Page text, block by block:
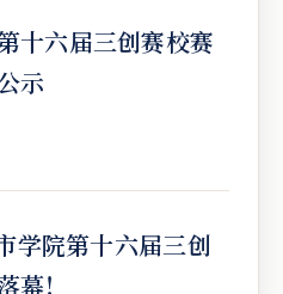
十六届三创赛校赛
示
学院第十六届三创
！